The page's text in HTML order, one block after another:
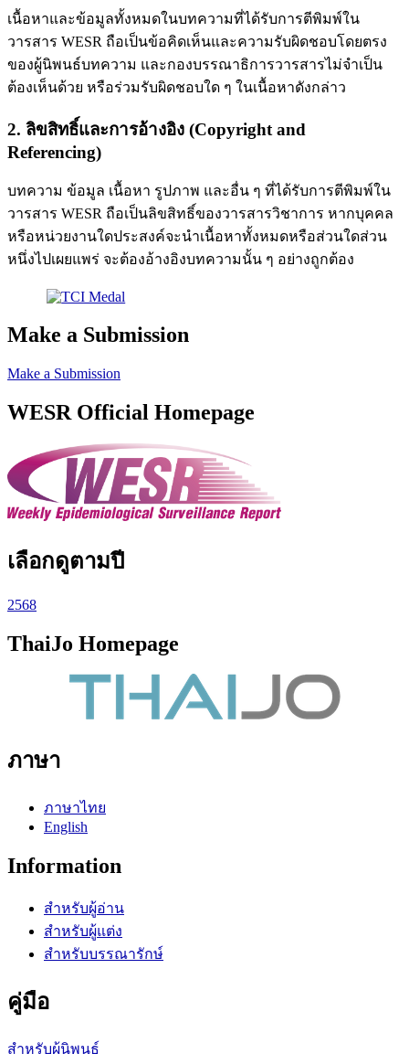
เนื้อหาและข้อมูลทั้งหมดในบทความที่ได้รับการตีพิมพ์ใน
วารสาร WESR ถือเป็นข้อคิดเห็นและความรับผิดชอบโดยตรง
ของผู้นิพนธ์บทความ และกองบรรณาธิการวารสารไม่จำเป็น
ต้องเห็นด้วย หรือร่วมรับผิดชอบใด ๆ ในเนื้อหาดังกล่าว
2. ลิขสิทธิ์และการอ้างอิง (Copyright and
Referencing)
บทความ ข้อมูล เนื้อหา รูปภาพ และอื่น ๆ ที่ได้รับการตีพิมพ์ใน
วารสาร WESR ถือเป็นลิขสิทธิ์ของวารสารวิชาการ หากบุคคล
หรือหน่วยงานใดประสงค์จะนำเนื้อหาทั้งหมดหรือส่วนใดส่วน
หนึ่งไปเผยแพร่ จะต้องอ้างอิงบทความนั้น ๆ อย่างถูกต้อง
Make a Submission
Make a Submission
WESR Official Homepage
เลือกดูตามปี
2568
ThaiJo Homepage
ภาษา
ภาษาไทย
English
Information
สำหรับผู้อ่าน
สำหรับผู้แต่ง
สำหรับบรรณารักษ์
คู่มือ
สำหรับผู้นิพนธ์